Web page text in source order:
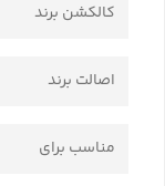
کالکشن برند
اصالت برند
مناسب برای